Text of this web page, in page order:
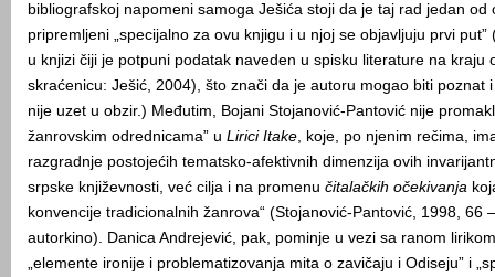
bibliografskoj napomeni samoga Ješića stoji da je taj rad jedan od
pripremljeni „specijalno za ovu knjigu i u njoj se objavljuju prvi
u knjizi čiji je potpuni podatak naveden u spisku literature na kraju
skraćenicu: Ješić, 2004), što znači da je autoru mogao biti poznat
nije uzet u obzir.) Međutim, Bojani Stojanović-Pantović nije
žanrovskim odrednicama” u Lirici Itake, koje, po njenim rečima,
razgradnje postojećih tematsko-afektivnih dimenzija ovih
srpske književnosti, već cilja i na promenu čitalačkih očekivanja
konvencije tradicionalnih žanrova“ (Stojanović-Pantović, 1998, 66
autorkino). Danica Andrejević, pak, pominje u vezi sa ranom
„elemente ironije i problematizovanja mita o zavičaju i Odiseju” i